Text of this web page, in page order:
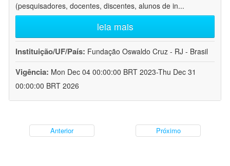
(pesquisadores, docentes, discentes, alunos de in...
leia mais
Instituição/UF/País: Fundação Oswaldo Cruz - RJ - Brasil
Vigência: Mon Dec 04 00:00:00 BRT 2023-Thu Dec 31
00:00:00 BRT 2026
Anterior Próximo